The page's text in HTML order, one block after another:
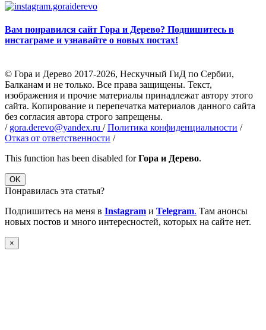
Вам понравился сайт Гора и Дерево? Подпишитесь в
инстаграме и узнавайте о новых постах!
© Гора и Дерево 2017-2026, Нескучный ГиД по Сербии,
Балканам и не только. Все права защищены. Текст,
изображения и прочие материалы принадлежат автору этого
сайта. Копирование и перепечатка материалов данного сайта
без согласия автора строго запрещены.
/ gora.derevo@yandex.ru / Политика конфиденциальности /
Отказ от ответственности /
This function has been disabled forГора и Дерево.
OK
Понравилась эта статья?
Подпишитесь на меня в Instagram и Telegram. Там анонсы
новых постов и много интересностей, которых на сайте нет.
×